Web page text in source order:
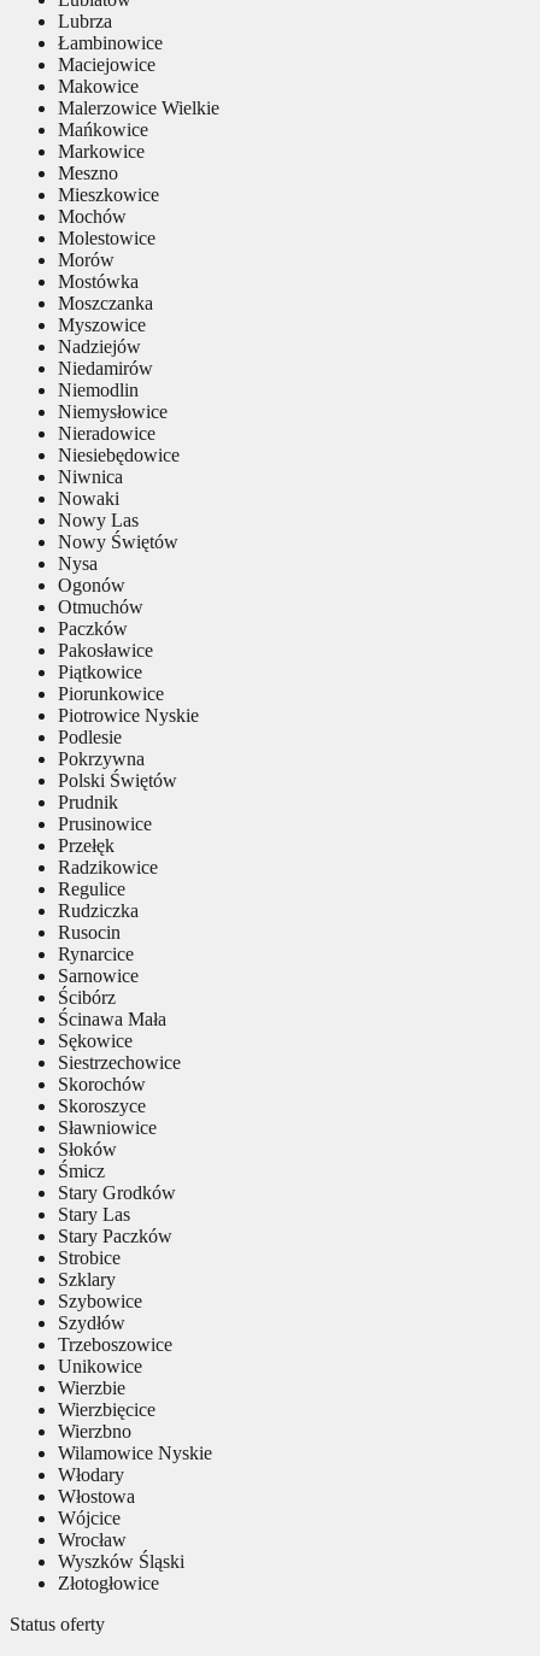
Lubrza
Łambinowice
Maciejowice
Makowice
Malerzowice Wielkie
Mańkowice
Markowice
Meszno
Mieszkowice
Mochów
Molestowice
Morów
Mostówka
Moszczanka
Myszowice
Nadziejów
Niedamirów
Niemodlin
Niemysłowice
Nieradowice
Niesiebędowice
Niwnica
Nowaki
Nowy Las
Nowy Świętów
Nysa
Ogonów
Otmuchów
Paczków
Pakosławice
Piątkowice
Piorunkowice
Piotrowice Nyskie
Podlesie
Pokrzywna
Polski Świętów
Prudnik
Prusinowice
Przełęk
Radzikowice
Regulice
Rudziczka
Rusocin
Rynarcice
Sarnowice
Ścibórz
Ścinawa Mała
Sękowice
Siestrzechowice
Skorochów
Skoroszyce
Sławniowice
Słoków
Śmicz
Stary Grodków
Stary Las
Stary Paczków
Strobice
Szklary
Szybowice
Szydłów
Trzeboszowice
Unikowice
Wierzbie
Wierzbięcice
Wierzbno
Wilamowice Nyskie
Włodary
Włostowa
Wójcice
Wrocław
Wyszków Śląski
Złotogłowice
Status oferty